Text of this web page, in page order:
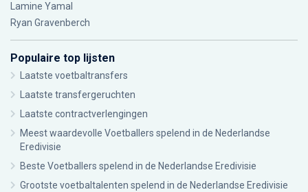
Lamine Yamal
Ryan Gravenberch
Populaire top lijsten
Laatste voetbaltransfers
Laatste transfergeruchten
Laatste contractverlengingen
Meest waardevolle Voetballers spelend in de Nederlandse
Eredivisie
Beste Voetballers spelend in de Nederlandse Eredivisie
Grootste voetbaltalenten spelend in de Nederlandse Eredivisie